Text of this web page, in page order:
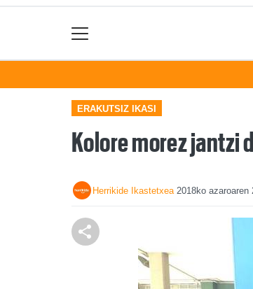
ERAKUTSIZ IKASI
Kolore morez jantzi
Herrikide Ikastetxea 2018ko azaroaren